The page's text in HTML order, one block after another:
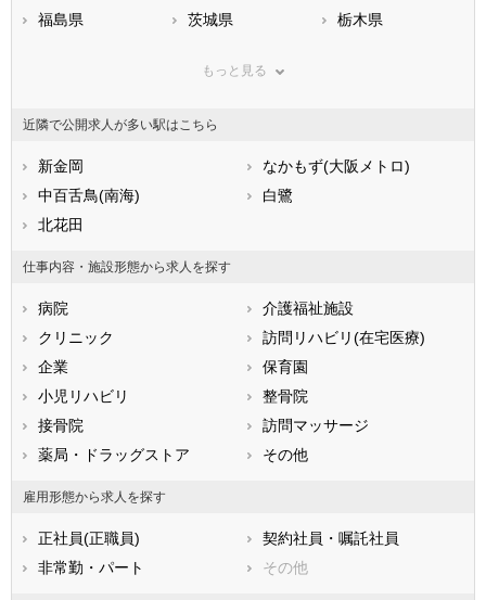
福島県
茨城県
栃木県
神奈川県
石川県
福井県
静岡県
三重県
滋賀県
兵庫県
香川県
高知県
福岡県
長崎県
熊本県
鹿児島県
もっと見る
近隣で公開求人が多い駅はこちら
新金岡
なかもず(大阪メトロ)
中百舌鳥(南海)
白鷺
北花田
仕事内容・施設形態から求人を探す
病院
介護福祉施設
クリニック
訪問リハビリ(在宅医療)
企業
保育園
小児リハビリ
整骨院
接骨院
訪問マッサージ
薬局・ドラッグストア
その他
雇用形態から求人を探す
正社員(正職員)
契約社員・嘱託社員
非常勤・パート
その他